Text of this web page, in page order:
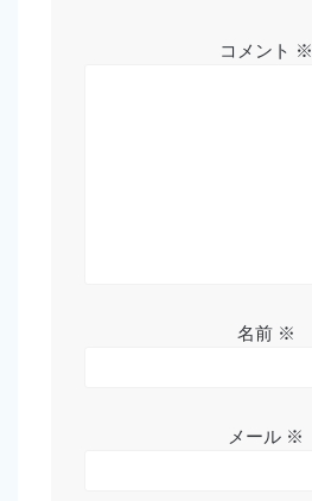
コメント ※
名前 ※
メール ※